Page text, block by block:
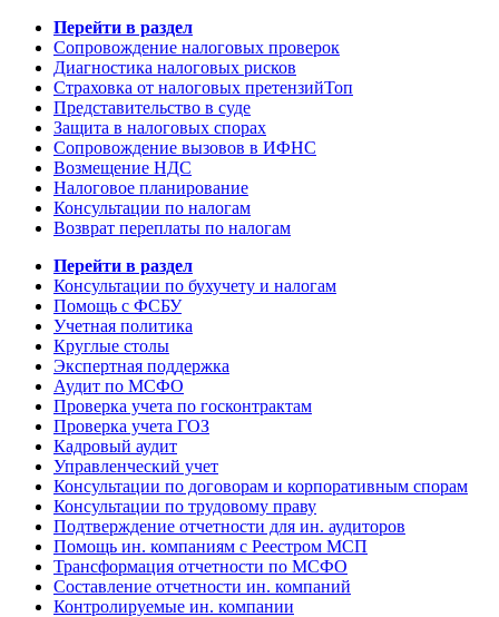
Перейти в раздел
Сопровождение налоговых проверок
Диагностика налоговых рисков
Страховка от налоговых претензийТоп
Представительство в суде
Защита в налоговых спорах
Сопровождение вызовов в ИФНС
Возмещение НДС
Налоговое планирование
Консультации по налогам
Возврат переплаты по налогам
Перейти в раздел
Консультации по бухучету и налогам
Помощь с ФСБУ
Учетная политика
Круглые столы
Экспертная поддержка
Аудит по МСФО
Проверка учета по госконтрактам
Проверка учета ГОЗ
Кадровый аудит
Управленческий учет
Консультации по договорам и корпоративным спорам
Консультации по трудовому праву
Подтверждение отчетности для ин. аудиторов
Помощь ин. компаниям с Реестром МСП
Трансформация отчетности по МСФО
Составление отчетности ин. компаний
Контролируемые ин. компании